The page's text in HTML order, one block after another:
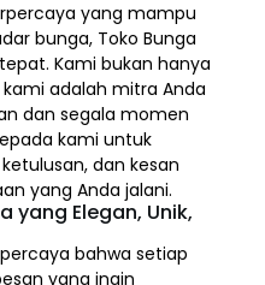
yang mampu
bunga, Toko Bunga
Kami bukan hanya
adalah mitra Anda
dan segala momen
kami untuk
dan kesan
yang Anda jalani.
yang Elegan, Unik,
bahwa setiap
yang ingin